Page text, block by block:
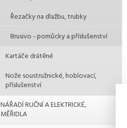
Řezačky na dlažbu, trubky
Brusivo - pomůcky a příslušenství
Kartáče drátěné
Nože soustružnické, hoblovací,
příslušenství
NÁŘADÍ RUČNÍ A ELEKTRICKÉ,
MĚŘIDLA